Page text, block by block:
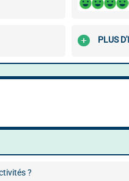
PLUS
?